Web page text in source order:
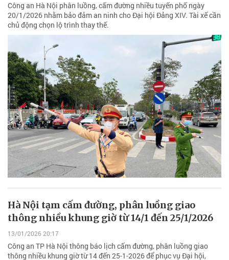
Công an Hà Nội phân luồng, cấm đường nhiều tuyến phố ngày
20/1/2026 nhằm bảo đảm an ninh cho Đại hội Đảng XIV. Tài xế cần
chủ động chọn lộ trình thay thế.
Hà Nội tạm cấm đường, phân luồng giao
thông nhiều khung giờ từ 14/1 đến 25/1/2026
13/01/2026 20:17
Công an TP Hà Nội thông báo lịch cấm đường, phân luồng giao
thông nhiều khung giờ từ 14 đến 25-1-2026 để phục vụ Đại hội,